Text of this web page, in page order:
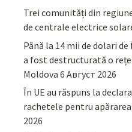
Trei comunități din
de centrale electrice
Până la 14 mii de dolari
a fost destructurată o
Moldova 6 Август 2026
În UE au răspuns la
rachetele pentru
2026